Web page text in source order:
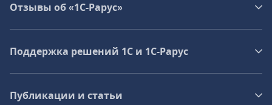
Отзывы об «1С-Рарус»
Поддержка решений 1С и 1С‑Рарус
Публикации и статьи